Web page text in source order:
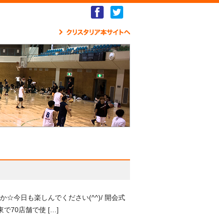
Facebook
☆今日も楽しんでください(^^)/ 開会式
で70店舗で使 […]